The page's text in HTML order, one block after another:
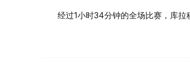
经过1小时34分钟的全场比赛，库拉